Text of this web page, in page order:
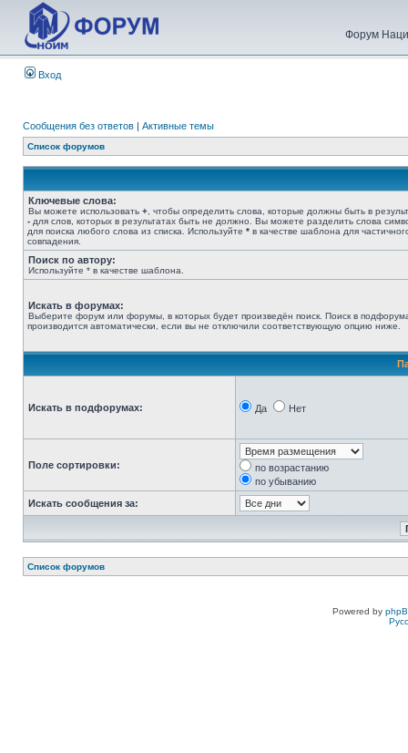
Форум
Вход
Сообщения без ответов | Активные темы
Список форумов
Ключевые слова:
Вы можете использовать + , чтобы определить слова, которые должны быть в
- для слов, которых в результатах быть не должно. Вы можете разделить слова
для поиска любого слова из списка. Используйте * в качестве шаблона для
совпадения.
Поиск по автору:
Используйте * в качестве шаблона.
Искать в форумах:
Выберите форум или форумы, в которых будет произведён поиск. Поиск в
производится автоматически, если вы не отключили соответствующую опцию ниже.
Искать в подфорумах: Да Нет
Поле сортировки:
по возрастанию
по убыванию
Искать сообщения за:
Список форумов
Powered by